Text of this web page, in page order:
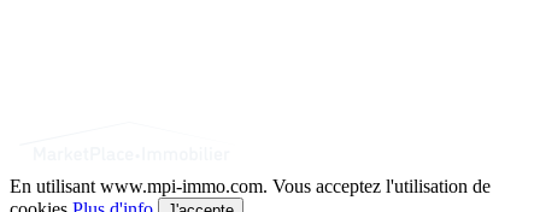
En utilisant www.mpi-immo.com. Vous acceptez l'utilisation de